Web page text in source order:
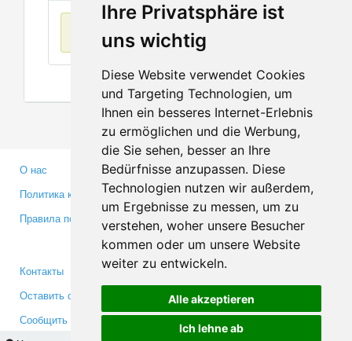
Ihre Privatsphäre ist
uns wichtig
Diese Website verwendet Cookies
und Targeting Technologien, um
Ihnen ein besseres Internet-Erlebnis
zu ermöglichen und die Werbung,
die Sie sehen, besser an Ihre
Bedürfnisse anzupassen. Diese
Technologien nutzen wir außerdem,
um Ergebnisse zu messen, um zu
verstehen, woher unsere Besucher
kommen oder um unsere Website
weiter zu entwickeln.
Alle akzeptieren
Ich lehne ab
О нас
Политика конфиденциальности
Правила пользования
Партнерам
Инвесторам
Медиа
Контакты
Оставить отзыв
Сообщить об ошибке
Facebook
Twitter
YouTube